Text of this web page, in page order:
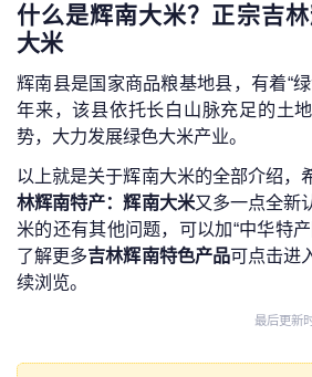
什么是辉南大米？正宗吉
大米
辉南县是国家商品粮基地县，有着“
年来，该县依托长白山脉充足的土
势，大力发展绿色大米产业。
以上就是关于辉南大米的全部介绍，
林辉南特产：辉南大米又多一点全新
米的还有其他问题，可以加“中华特
了解更多吉林辉南特色产品可点击进
续浏览。
最后更新